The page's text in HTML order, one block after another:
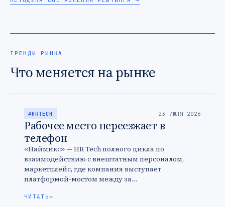
ТРЕНДЫ РЫНКА
Что меняется на рынке
#HRTECH 23 ИЮЛЯ 2026
Рабочее место переезжает в
телефон
«Наймикс» — HR Tech полного цикла по
взаимодействию с внештатным персоналом,
маркетплейс, где компания выступает
платформой-мостом между за…
ЧИТАТЬ→